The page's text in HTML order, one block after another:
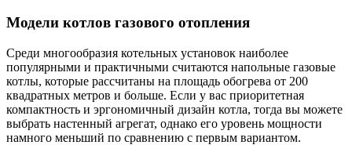
Модели котлов газового отопления
Среди многообразия котельных установок наиболее
популярными и практичными считаются напольные газовые
котлы, которые рассчитаны на площадь обогрева от 200
квадратных метров и больше. Если у вас приоритетная
компактность и эргономичный дизайн котла, тогда вы можете
выбрать настенный агрегат, однако его уровень мощности
намного меньший по сравнению с первым вариантом.